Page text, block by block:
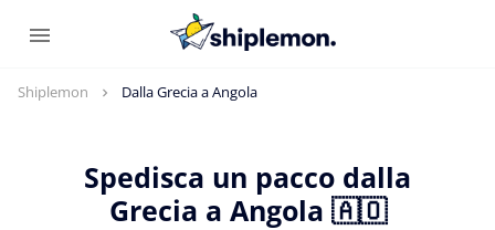
Shiplemon Dalla Grecia a Angola
Spedisca un pacco dalla
Grecia a Angola 🇦🇴